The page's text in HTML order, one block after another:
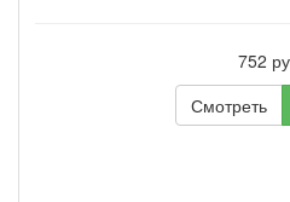
752
Смотреть